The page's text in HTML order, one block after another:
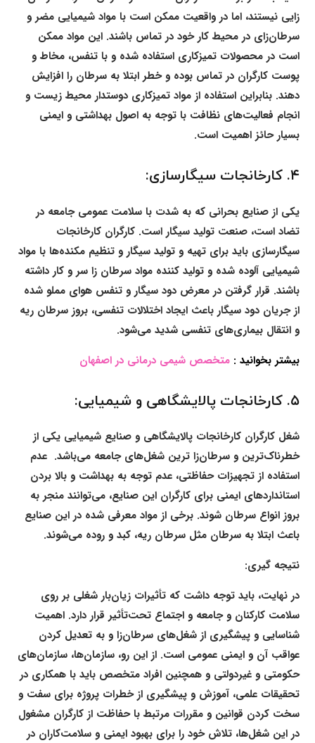
زایی نیستند، اما در واقعیت ممکن است با مواد شیمیایی مضر و
سرطان‌زای در محیط کار خود در تماس باشند. این مواد ممکن
است در محصولات تمیزکاری استفاده شده و با تنفس، مخاط و
پوست کارگران در تماس بوده و خطر ابتلا به سرطان را افزایش
دهند. بنابراین استفاده از مواد تمیزکاری دوستدار محیط زیست و
انجام فعالیت‌های نظافت با توجه به اصول بهداشتی و ایمنی
بسیار حائز اهمیت است.
۴. کارخانجات سیگارسازی:
یکی از صنایع بحرانی که به شدت با سلامت عمومی جامعه در
تضاد است، صنعت تولید سیگار است. کارگران کارخانجات
سیگارسازی باید برای تهیه و تولید سیگار و تنظیم مکنده‌ها با مواد
شیمیایی آلوده شده و تولید کننده مواد سرطان زا سر و کار داشته
باشند. قرار گرفتن در معرض دود سیگار و تنفس هوای مملو شده
از جریان دود سیگار باعث ایجاد اختلالات تنفسی، بروز سرطان ریه
و انتقال بیماری‌های تنفسی شدید می‌شود.
بیشتر بخوانید :متخصص شیمی درمانی در اصفهان
۵. کارخانجات پالایشگاهی و شیمیایی:
شغل کارگران کارخانجات پالایشگاهی و صنایع شیمیایی یکی از
خطرناک‌ترین و سرطان‌زا ترین شغل‌های جامعه می‌باشد. عدم
استفاده از تجهیزات حفاظتی، عدم توجه به بهداشت و بالا بردن
استانداردهای ایمنی برای کارگران این صنایع، می‌توانند منجر به
بروز انواع سرطان شوند. برخی از مواد معرفی شده در این صنایع
باعث ابتلا به سرطان مثل سرطان ریه، کبد و روده می‌شوند.
نتیجه گیری:
در نهایت، باید توجه داشت که تأثیرات زیان‌بار شغلی بر روی
سلامت کارکنان و جامعه و اجتماع تحت‌تأثیر قرار دارد. اهمیت
شناسایی و پیشگیری از شغل‌های سرطان‌زا و به تعدیل کردن
عواقب آن و ایمنی عمومی است. از این رو، سازمان‌ها، سازمان‌های
حکومتی و غیردولتی و همچنین افراد متخصص باید با همکاری در
تحقیقات علمی، آموزش و پیشگیری از خطرات پروژه برای سفت و
سخت کردن قوانین و مقررات مرتبط با حفاظت از کارگران مشغول
در این شغل‌ها، تلاش خود را برای بهبود ایمنی و سلامت‌کاران در